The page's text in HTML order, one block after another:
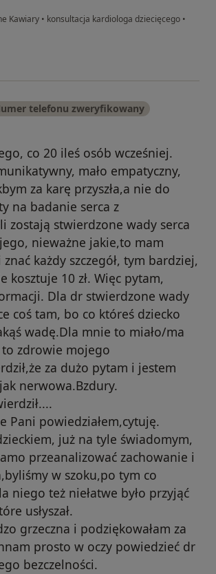
Kawiary • konsultacja kardiologa dziecięcego •
telefonu zweryfikowany
co 20 ileś osób wcześniej.
mało empatyczny,
za karę przyszła,a nie do
na badanie serca z
zostają stwierdzone wady serca
nieważne jakie,to mam
każdy szczegół, tym bardziej,
kosztuje 10 zł. Więc pytam,
Dla dr stwierdzone wady
coś tam, bo co któreś dziecko
wadę.Dla mnie to miało/ma
to zdrowie mojego
za dużo pytam i jestem
nerwowa.Bzdury.
Pani powiedziałem,cytuję.
już na tyle świadomym,
przeanalizować zachowanie i
w szoku,po tym co
niego też niełatwe było przyjąć
usłyszał.
grzeczna i podziękowałam za
prosto w oczy powiedzieć dr
bezczelności.